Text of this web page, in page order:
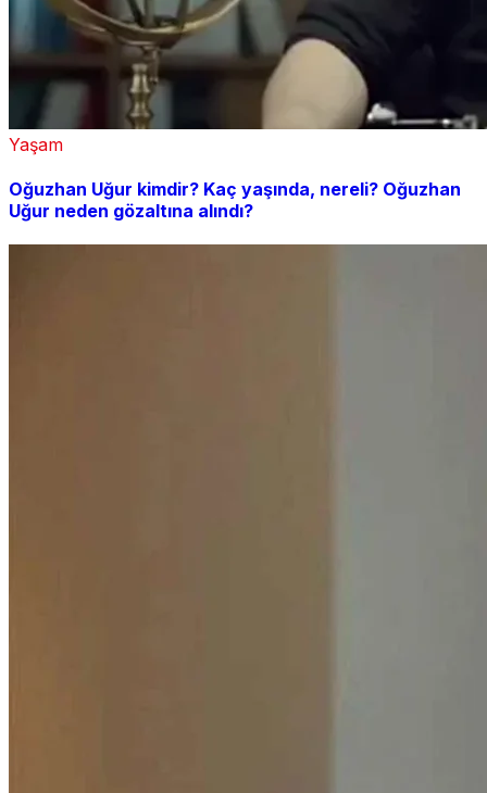
Yaşam
Oğuzhan Uğur kimdir? Kaç yaşında, nereli? Oğuzhan
Uğur neden gözaltına alındı?